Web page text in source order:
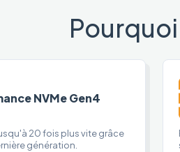
NVMe Gen4
20 fois plus vite grâce
génération.